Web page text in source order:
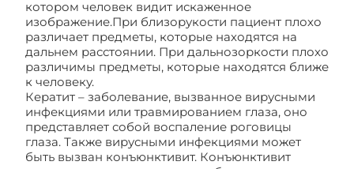
котором человек видит искаженное
изображение.При близорукости пациент плохо
различает предметы, которые находятся на
дальнем расстоянии. При дальнозоркости плохо
различимы предметы, которые находятся ближе
к человеку.
Кератит – заболевание, вызванное вирусными
инфекциями или травмированием глаза, оно
представляет собой воспаление роговицы
глаза. Также вирусными инфекциями может
быть вызван конъюнктивит. Конъюнктивит